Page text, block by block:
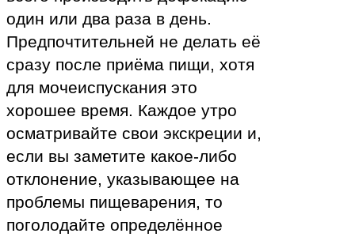
один или два раза в день.
Предпочтительней не делать её
сразу после приёма пищи, хотя
для мочеиспускания это
хорошее время. Каждое утро
осматривайте свои экскреции и,
если вы заметите какое-либо
отклонение, указывающее на
проблемы пищеварения, то
поголодайте определённое